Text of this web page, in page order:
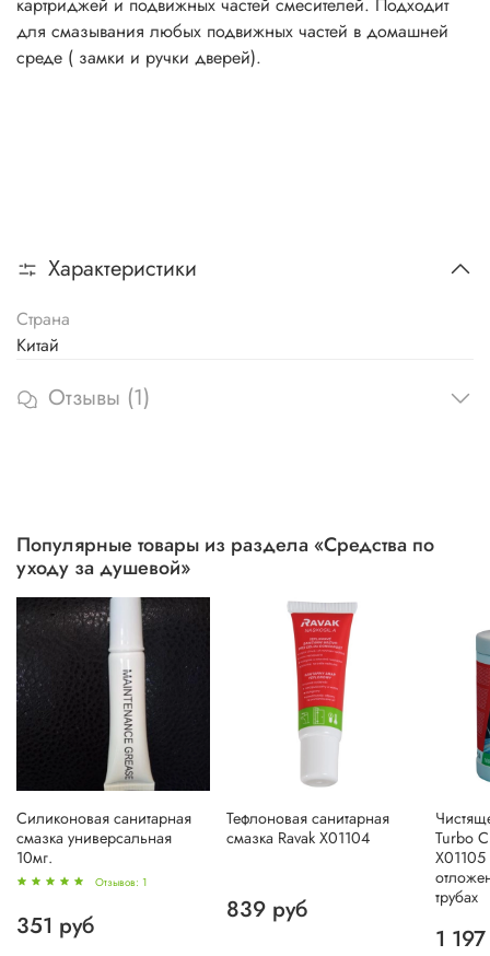
картриджей и подвижных частей смесителей. Подходит
для смазывания любых подвижных частей в домашней
среде ( замки и ручки дверей).
Характеристики
Страна
Китай
Отзывы (1)
Популярные товары из раздела «Средства по
уходу за душевой»
Силиконовая санитарная
смазка универсальная
10мг.
Отзывов: 1
351 руб
Тефлоновая санитарная
смазка Ravak X01104
839 руб
Turbo
X01105
трубах
1